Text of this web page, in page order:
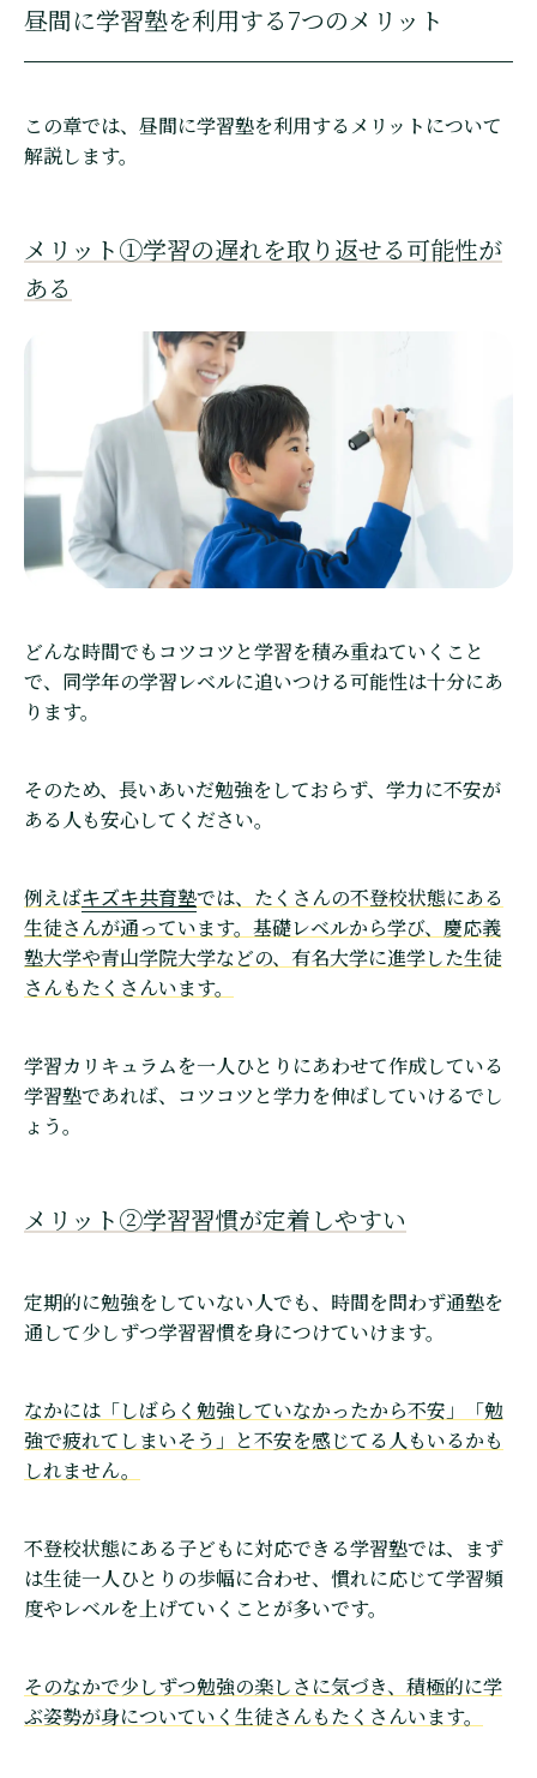
昼間に学習塾を利用する7つのメリット
この章では、昼間に学習塾を利用するメリットについて
解説します。
メリット①学習の遅れを取り返せる可能性が
ある
どんな時間でもコツコツと学習を積み重ねていくこと
で、同学年の学習レベルに追いつける可能性は十分にあ
ります。
そのため、長いあいだ勉強をしておらず、学力に不安が
ある人も安心してください。
例えばキズキ共育塾では、たくさんの不登校状態にある
生徒さんが通っています。基礎レベルから学び、慶応義
塾大学や青山学院大学などの、有名大学に進学した生徒
さんもたくさんいます。
学習カリキュラムを一人ひとりにあわせて作成している
学習塾であれば、コツコツと学力を伸ばしていけるでし
ょう。
メリット②学習習慣が定着しやすい
定期的に勉強をしていない人でも、時間を問わず通塾を
通して少しずつ学習習慣を身につけていけます。
なかには「しばらく勉強していなかったから不安」「勉
強で疲れてしまいそう」と不安を感じてる人もいるかも
しれません。
不登校状態にある子どもに対応できる学習塾では、まず
は生徒一人ひとりの歩幅に合わせ、慣れに応じて学習頻
度やレベルを上げていくことが多いです。
そのなかで少しずつ勉強の楽しさに気づき、積極的に学
ぶ姿勢が身についていく生徒さんもたくさんいます。